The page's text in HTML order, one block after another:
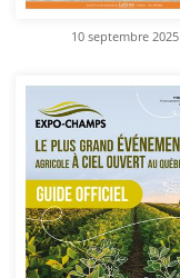
10 septembre 2025